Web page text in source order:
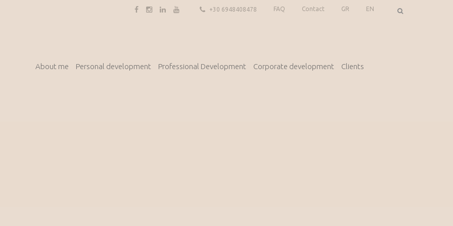
EN
GR
Contact
FAQ
+30 6948408478
About me Personal development Professional Development Corporate development Clients